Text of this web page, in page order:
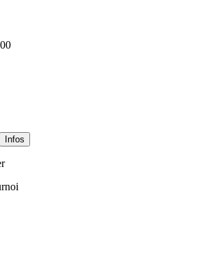
Infos